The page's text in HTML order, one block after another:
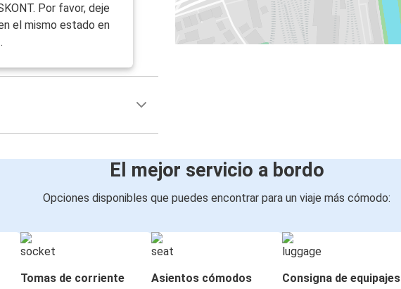
Por favor, deje
el mismo estado en
El mejor servicio a bordo
Opciones disponibles que puedes encontrar para un viaje más cómodo:
Tomas de corriente Asientos cómodos Consigna de equipajes